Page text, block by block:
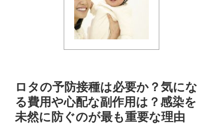
ロタの予防接種は必要か？気にな
る費用や心配な副作用は？感染を
未然に防ぐのが最も重要な理由